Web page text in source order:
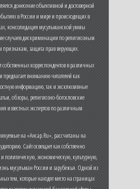
донесение объективной и достоверной
в России и мире и происходящих в
консолидация мусульманской уммы
случаев дискриминации по религиозным
защита прав верующих.
собственных корреспондентов в различных
предлагает вниманию читателей как
информацию, так и эксклюзивные
обзоры, религиозно-богословские
известных экспертов по различным
на «Ансар.Ru», рассчитаны на
Сайт освещает как собственно
политическую, экономическую, культурную,
мусульман России и зарубежья. Одной из
тем, которые находят место на страницах